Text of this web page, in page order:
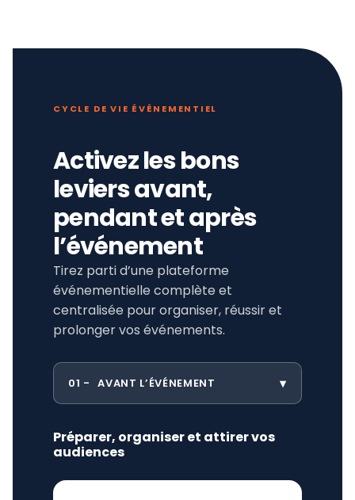
CYCLE DE VIE ÉVÉNEMENTIEL
Activez les bons
leviers avant,
pendant et après
l’événement
Tirez parti d’une plateforme
événementielle complète et
centralisée pour organiser, réussir et
prolonger vos événements.
01 AVANT L’ÉVÉNEMENT
Préparer, organiser et attirer vos
audiences